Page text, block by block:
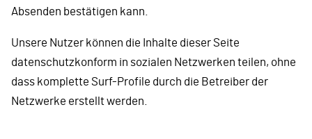
Absenden bestätigen kann.
Unsere Nutzer können die Inhalte dieser Seite
datenschutzkonform in sozialen Netzwerken teilen, ohne
dass komplette Surf-Profile durch die Betreiber der
Netzwerke erstellt werden.